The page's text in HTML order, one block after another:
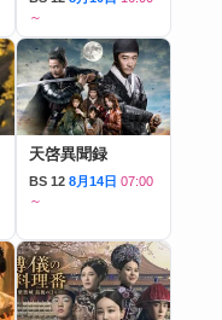
～
天啓異聞録
BS 12 8月14日 07:00
～